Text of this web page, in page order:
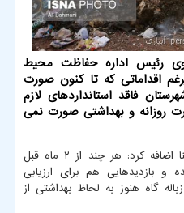
رئیس اداره حفاظت محیط
اقداماتی که تا کنون صورت
فاقد استانداردهای لازم
روزانه و بهداشتی صورت نمی
هادی موسی پور در گفتگو با ایسنا اضافه کرد: هر چند از ۲ ماه قبل
و بازدیدهایی هم برای ارزیابی
گاه هنوز به لحاظ بهداشتی از